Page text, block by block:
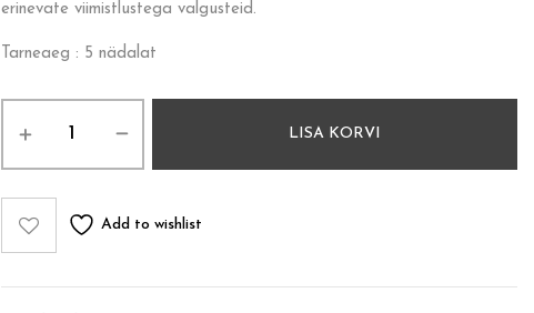
erinevate viimistlustega valgusteid.
Tarneaeg : 5 nädalat
LISA KORVI
Add to wishlist